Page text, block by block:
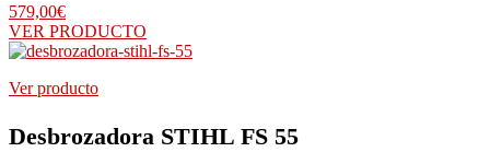
579,00€
VER PRODUCTO
Ver producto
Desbrozadora STIHL FS 55